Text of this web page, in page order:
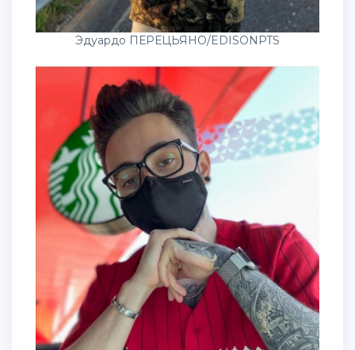
Эдуардо ПЕРЕЦЬЯНО/EDISONPTS